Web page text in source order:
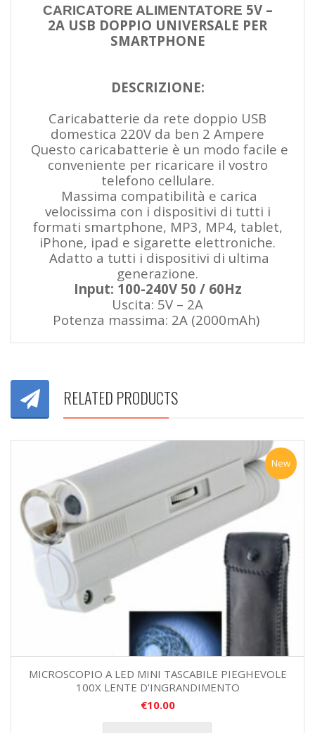
CARICATORE ALIMENTATORE 5V –
2A USB DOPPIO UNIVERSALE PER
SMARTPHONE
DESCRIZIONE:
Caricabatterie da rete doppio USB
domestica 220V da ben 2 Ampere
Questo caricabatterie è un modo facile e
conveniente per ricaricare il vostro
telefono cellulare.
Massima compatibilità e carica
velocissima con i dispositivi di tutti i
formati smartphone, MP3, MP4, tablet,
iPhone, ipad e sigarette elettroniche.
Adatto a tutti i dispositivi di ultima
generazione.
Input: 100-240V 50 / 60Hz
Uscita: 5V – 2A
Potenza massima: 2A (2000mAh)
RELATED PRODUCTS
New
MICROSCOPIO A LED MINI TASCABILE PIEGHEVOLE
100X LENTE D’INGRANDIMENTO
€10.00